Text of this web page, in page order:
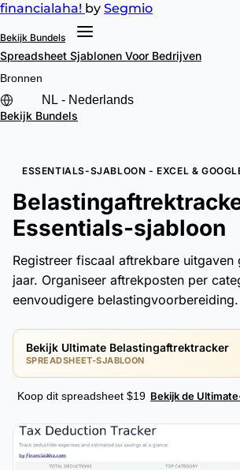
financialaha! by Segmio
Bekijk Bundels
Spreadsheet Sjablonen Voor Bedrijven
Bronnen
Bekijk Bundels
ESSENTIALS-SJABLOON - EXCEL &
Essentials-sjabloon
Registreer fiscaal aftrekbare uitgaven
jaar. Organiseer aftrekposten per
eenvoudigere belastingvoorbereiding.
Bekijk Ultimate Belastingaftrektracker
SPREADSHEET-SJABLOON
Koop dit spreadsheet $19 Bekijk de